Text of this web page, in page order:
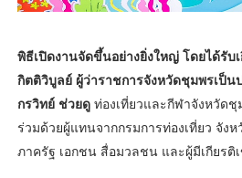
พิธีเปิดงานจัดขึ้นอย่างยิ่งใหญ่ โดยได้รับ
กิตติวิบูลย์ ผู้ว่าราชการจังหวัดชุมพรเป็
กรวิทย์ ช่วยดู ท่องเที่ยวและกีฬาจังหวัดชุ
ร่วมด้วยผู้แทนจากกรมการท่องเที่ยว จัง
ภาครัฐ เอกชน สื่อมวลชน และผู้มีเกียรติ